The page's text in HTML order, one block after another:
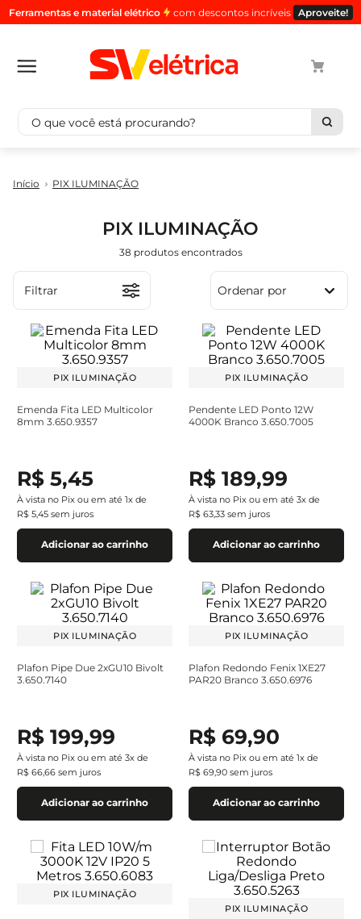
Ferramentas e material elétrico com descontos incríveis Aproveite!
O que você está procurando?
PIX ILUMINAÇÃO
PIX ILUMINAÇÃO
38 produtos
Ordenar por
Filtrar
PIX ILUMINAÇÃO
Emenda Fita LED Multicolor
8mm 3.650.9357
R$ 5,45
À vista no Pix ou em até 1x de
R$ 5,45 sem juros
Adicionar ao carrinho
PIX ILUMINAÇÃO
Pendente LED Ponto 12W
4000K Branco 3.650.7005
R$ 189,99
À vista no Pix ou em até 3x de
R$ 63,33 sem juros
Adicionar ao carrinho
PIX ILUMINAÇÃO
Plafon Pipe Due 2xGU10 Bivolt
3.650.7140
R$ 199,99
À vista no Pix ou em até 3x de
R$ 66,66 sem juros
Adicionar ao carrinho
PIX ILUMINAÇÃO
Plafon Redondo Fenix 1XE27
PAR20 Branco 3.650.6976
R$ 69,90
À vista no Pix ou em até 1x de
R$ 69,90 sem juros
Adicionar ao carrinho
PIX ILUMINAÇÃO
PIX ILUMINAÇÃO
1 º
cabo
5º